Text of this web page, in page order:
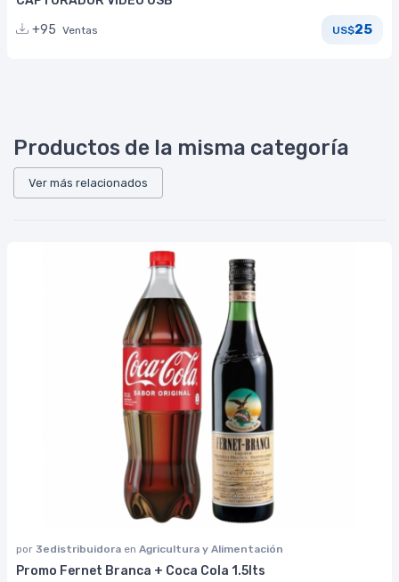
+95 Ventas US$25
Productos de la misma categoría
Ver más relacionados
por 3edistribuidora en Agricultura y Alimentación
Promo Fernet Branca + Coca Cola 1.5lts